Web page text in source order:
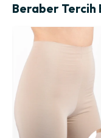
Beraber Tercih